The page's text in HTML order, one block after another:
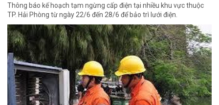
Thông báo kế hoạch tạm ngừng cấp điện tại nhiều khu vực thuộc
TP. Hải Phòng từ ngày 22/6 đến 28/6 để bảo trì lưới điện.